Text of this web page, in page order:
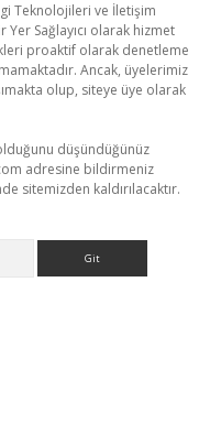
Teknolojileri ve İletişim
Yer Sağlayıcı olarak hizmet
proaktif olarak denetleme
Ancak, üyelerimiz
olup, siteye üye olarak
düşündüğünüz
adresine bildirmeniz
sitemizden kaldırılacaktır.